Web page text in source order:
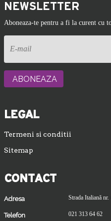
NEWSLETTER
Aboneaza-te pentru a fi la curent cu
LEGAL
Termeni si conditii
Sitemap
CONTACT
Adresa Strada Italiană
Telefon 021 313 64 62